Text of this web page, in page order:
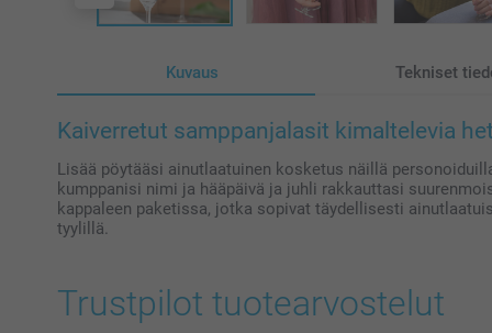
Kuvaus Tekniset
Kaiverretut samppanjalasit kimaltelevia
Lisää pöytääsi ainutlaatuinen kosketus näillä
kumppanisi nimi ja hääpäivä ja juhli rakkauttasi
kappaleen paketissa, jotka sopivat täydellisesti
tyylillä.
Trustpilot tuotearvostelut